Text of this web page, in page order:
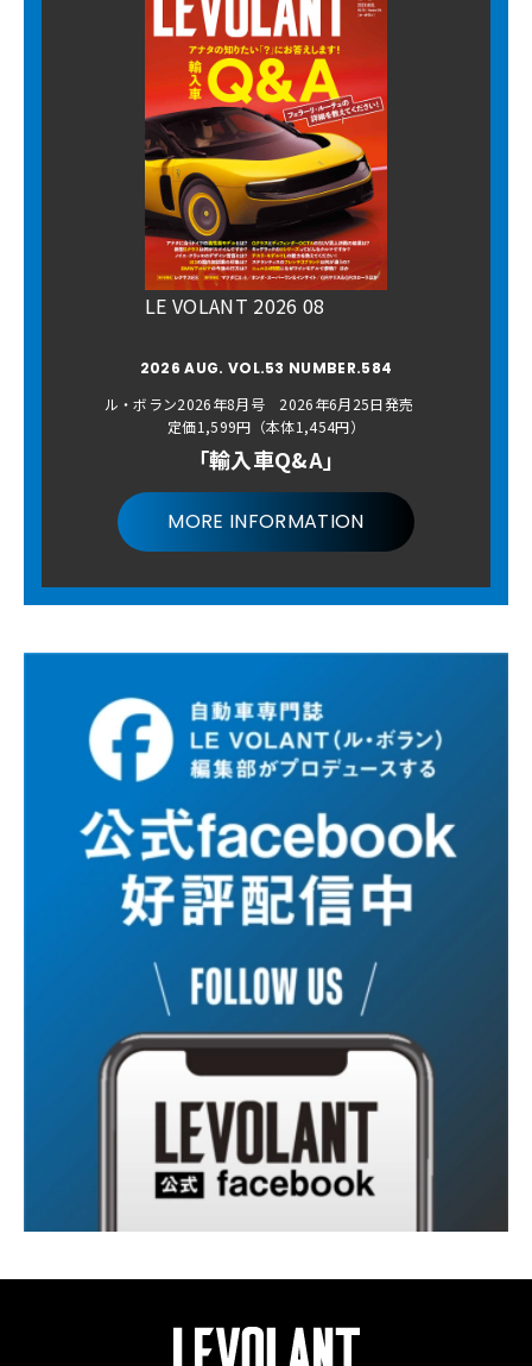
LE VOLANT 2026 08
2026 AUG. VOL.53 NUMBER.584
ル・ボラン2026年8月号 2026年6月25日発売
定価1,599円（本体1,454円）
「輸入車Q&A」
MORE INFORMATION